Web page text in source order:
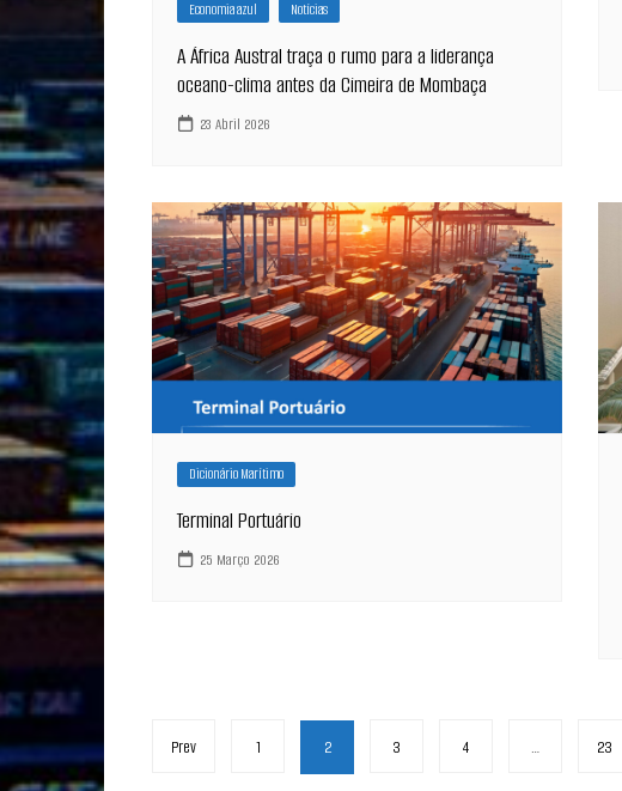
Economia azul Notícias
A África Austral traça o rumo para a liderança
oceano-clima antes da Cimeira de Mombaça
23 Abril 2026
Dicionário Marítimo
Terminal Portuário
25 Março 2026
Paginação
Prev 1 2 3 4 … 23